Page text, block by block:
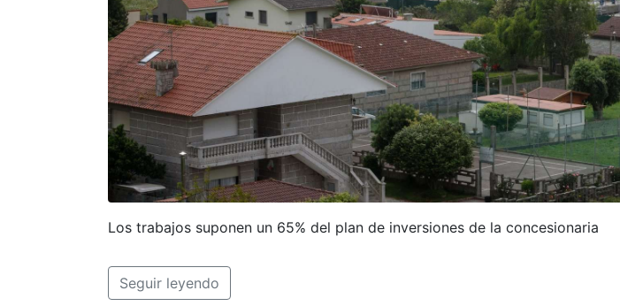
Los trabajos suponen un 65% del plan de inversiones de la concesionaria
Seguir leyendo